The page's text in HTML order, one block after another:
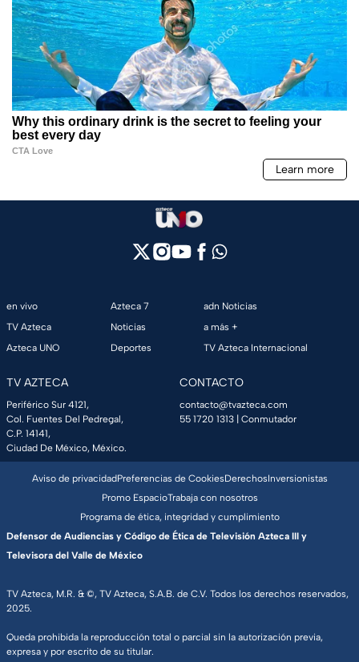
en vivo
TV Azteca
Azteca UNO
Azteca 7
Noticias
Deportes
adn Noticias
a más +
TV Azteca Internacional
TV AZTECA
Periférico Sur 4121,
Col. Fuentes Del Pedregal,
C.P. 14141,
Ciudad De México, México.
CONTACTO
contacto@tvazteca.com
55 1720 1313 | Conmutador
TV Azteca, M.R. & ©, TV Azteca, S.A.B. de C.V. Todos los derechos reservados,
2025.
Queda prohibida la reproducción total o parcial sin la autorización previa,
expresa y por escrito de su titular.
Aviso de privacidadPreferencias de CookiesDerechosInversionistas
Promo EspacioTrabaja con nosotros
Programa de ética, integridad y cumplimiento
Defensor de Audiencias y Código de Ética de Televisión Azteca III y
Televisora del Valle de México